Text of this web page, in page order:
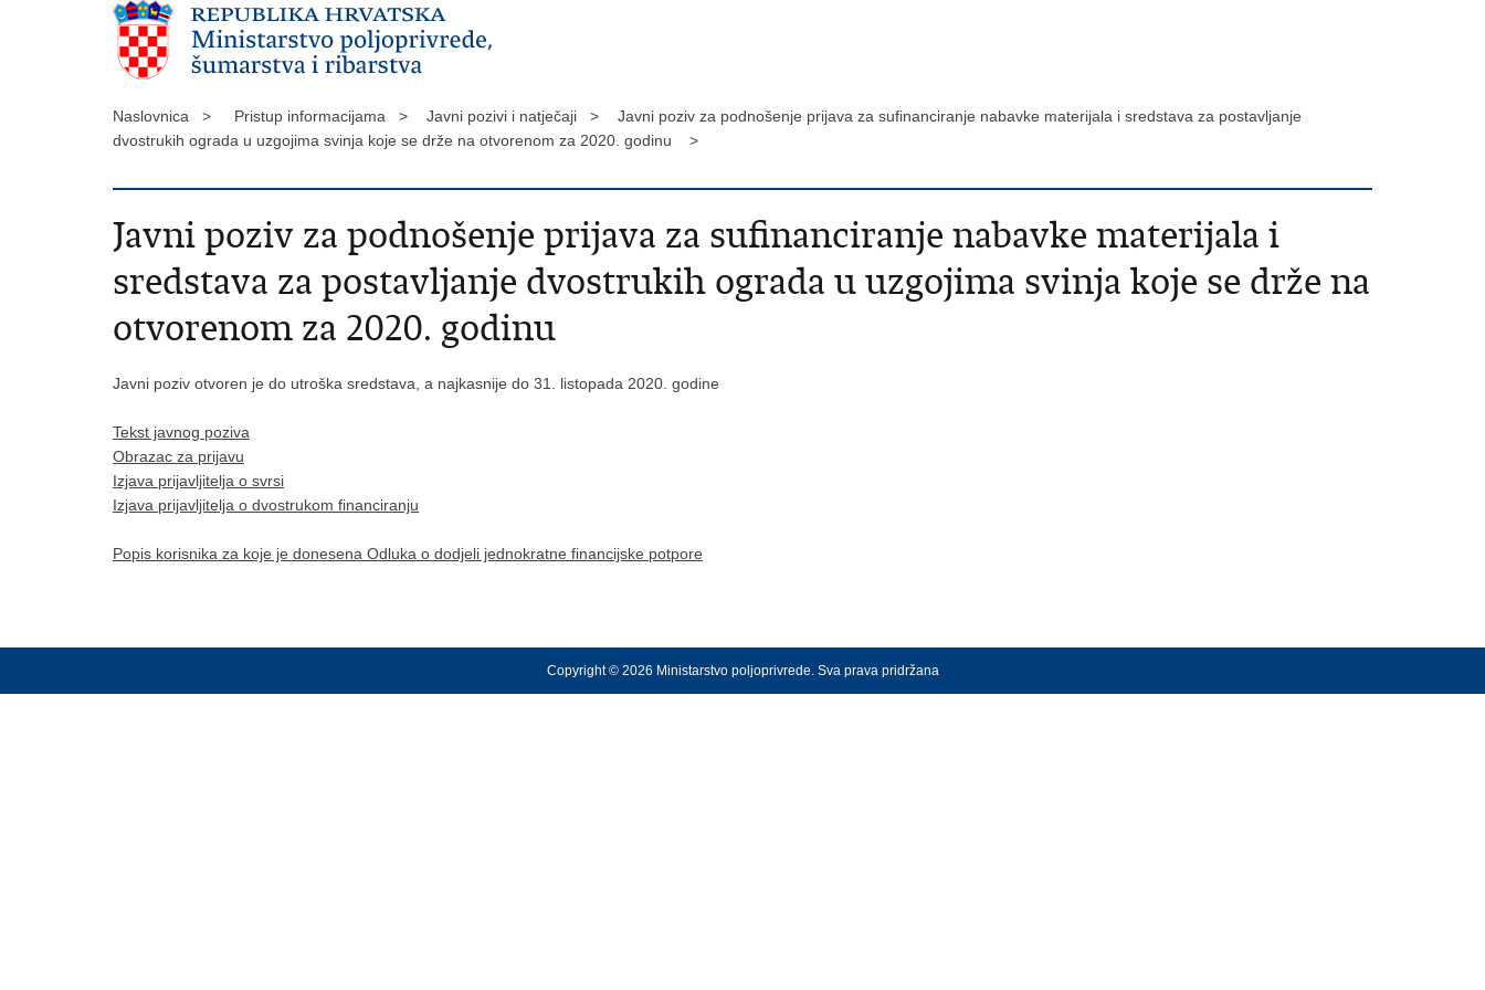
Naslovnica > Pristup informacijama > Javni pozivi i natječaji >
Javni poziv za podnošenje prijava za sufinanciranje nabavke materijala i sredstava za postavljanje
dvostrukih ograda u uzgojima svinja koje se drže na otvorenom za 2020. godinu >
Javni poziv za podnošenje prijava za sufinanciranje nabavke materijala i
sredstava za postavljanje dvostrukih ograda u uzgojima svinja koje se drže na
otvorenom za 2020. godinu
Javni poziv otvoren je do utroška sredstava, a najkasnije do 31. listopada 2020. godine
Tekst javnog poziva
Obrazac za prijavu
Izjava prijavljitelja o svrsi
Izjava prijavljitelja o dvostrukom financiranju
Popis korisnika za koje je donesena Odluka o dodjeli jednokratne financijske potpore
Copyright © 2026 Ministarstvo poljoprivrede. Sva prava pridržana